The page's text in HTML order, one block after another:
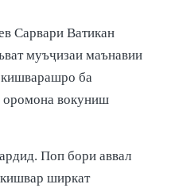
Сарвари Ватикан
муъҷизаи маънавии
кишварашро ба
оромона вокуниш
Поп бори аввал
ширкат